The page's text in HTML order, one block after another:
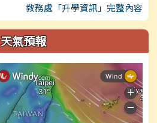
教務處「升學資訊」完整內容
天氣預報